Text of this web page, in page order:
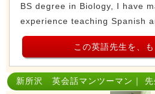
BS degree in Biology, I have
experience teaching Spanish
この英語先生を、
新所沢 英会話マンツーマン｜ 先